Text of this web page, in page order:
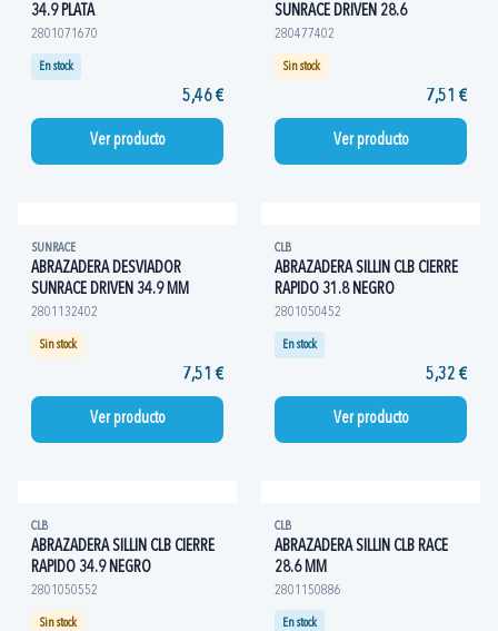
34.9 PLATA
2801071670
En stock
5,46 €
Ver producto
SUNRACE DRIVEN 28.6
280477402
Sin stock
7,51 €
Ver producto
SUNRACE
ABRAZADERA DESVIADOR
SUNRACE DRIVEN 34.9 MM
2801132402
Sin stock
7,51 €
Ver producto
CLB
ABRAZADERA SILLIN CLB CIERRE
RAPIDO 31.8 NEGRO
2801050452
En stock
5,32 €
Ver producto
CLB
ABRAZADERA SILLIN CLB CIERRE
RAPIDO 34.9 NEGRO
2801050552
Sin stock
CLB
ABRAZADERA SILLIN CLB RACE
28.6 MM
2801150886
En stock